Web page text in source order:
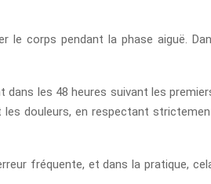
le corps pendant la phase aiguë.
dans les 48 heures suivant les
douleurs, en respectant
fréquente, et dans la pratique,